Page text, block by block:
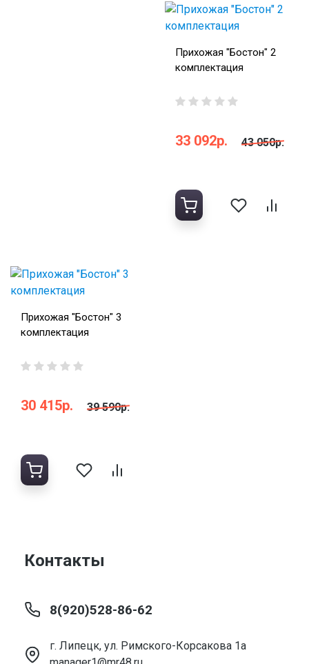
Прихожая "Бостон" 2
комплектация
33 092р. 43 050р.
Прихожая "Бостон" 3
комплектация
30 415р. 39 590р.
Контакты
8(920)528-86-62
г. Липецк, ул. Римского-Корсакова 1а